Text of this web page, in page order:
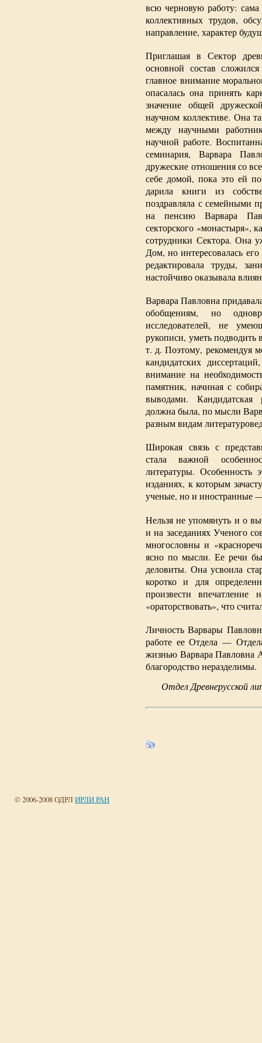
всю черновую работу:
коллективных трудов,
направление, характер
Приглашая в Сектор
основной состав
главное внимание
опасалась она принять
значение общей
научном коллективе. Она
между научными
научной работе.
семинария, Варвара
дружеские отношения со
себе домой, пока это ей
дарила книги из
поздравляла с семейными
на пенсию Варвара
секторского «монастыря»,
сотрудники Сектора. Она
Дом, но интересовалась
редактировала труды,
настойчиво оказывала
Варвара Павловна
обобщениям, но
исследователей, не
рукописи, уметь подводить
т. д. Поэтому, рекомендуя
кандидатских
внимание на
памятник, начиная с
выводами.
должна была, по мысли
разным видам
Широкая связь с
стала важной
литературы.
изданиях, к которым
ученые, но и иностранные
Нельзя не упомянуть и о
и на заседаниях Ученого
многословны и
ясно по мысли. Ее речи
деловиты. Она усвоила
коротко и для
произвести
«ораторствовать», что
Личность Варвары
работе ее Отдела —
жизнью Варвара Павловна
благородство неразделимы.
Отдел Древнерусской
© 2006-2008 ОДРЛИРЛИ РАН